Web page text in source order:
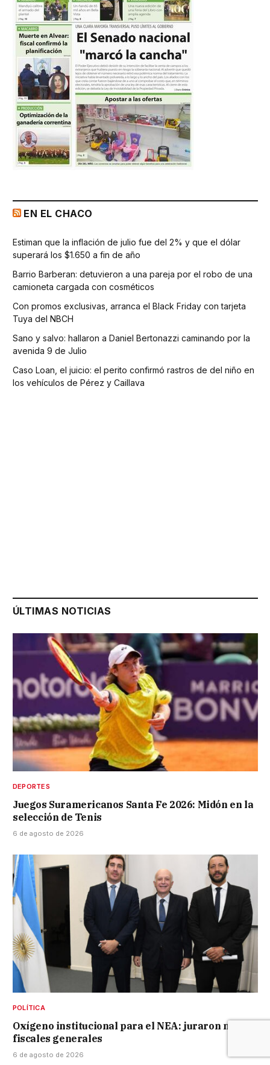
EN EL CHACO
Estiman que la inflación de julio fue del 2% y que el dólar
superará los $1.650 a fin de año
Barrio Barberan: detuvieron a una pareja por el robo de una
camioneta cargada con cosméticos
Con promos exclusivas, arranca el Black Friday con tarjeta
Tuya del NBCH
Sano y salvo: hallaron a Daniel Bertonazzi caminando por la
avenida 9 de Julio
Caso Loan, el juicio: el perito confirmó rastros de del niño en
los vehículos de Pérez y Caillava
ÚLTIMAS NOTICIAS
DEPORTES
Juegos Suramericanos Santa Fe 2026: Midón en la
selección de Tenis
6 de agosto de 2026
POLÍTICA
Oxígeno institucional para el NEA: juraron nuevos
fiscales generales
6 de agosto de 2026